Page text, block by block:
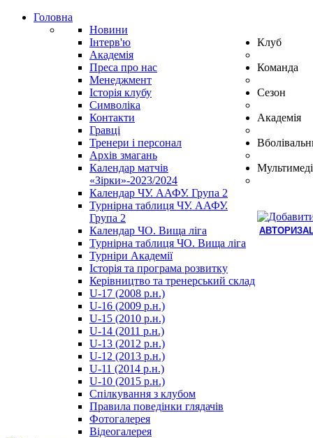
Головна
Новини
Інтерв'ю
Академія
Преса про нас
Клуб
Менеджмент
Історія клубу
Символіка
Контакти
Команда
Гравці
Тренери і персонал
Архів змагань
Сезон
Календар матчів
«Зірки»-2023/2024
Календар ЧУ. ААФУ. Група 2
Турнірна таблиця ЧУ. ААФУ.
Група 2
Календар ЧО. Вища ліга
Турнірна таблиця ЧО. Вища ліга
Академія
Турніри Академії
Історія та програма розвитку
Керівництво та тренерський склад
U-17 (2008 р.н.)
U-16 (2009 р.н.)
U-15 (2010 р.н.)
U-14 (2011 р.н.)
U-13 (2012 р.н.)
U-12 (2013 р.н.)
U-11 (2014 р.н.)
U-10 (2015 р.н.)
Спілкування з клубом
Правила поведінки глядачів
Фотогалерея
Відеогалерея